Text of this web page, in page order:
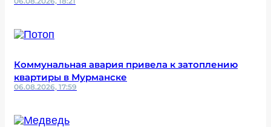
Коммунальная авария привела к затоплению
квартиры в Мурманске
06.08.2026, 17:59